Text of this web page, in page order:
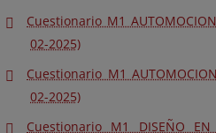
Cuestionario M1
02-2025)
Cuestionario M1
02-2025)
Cuestionario M1 DISEÑO EN